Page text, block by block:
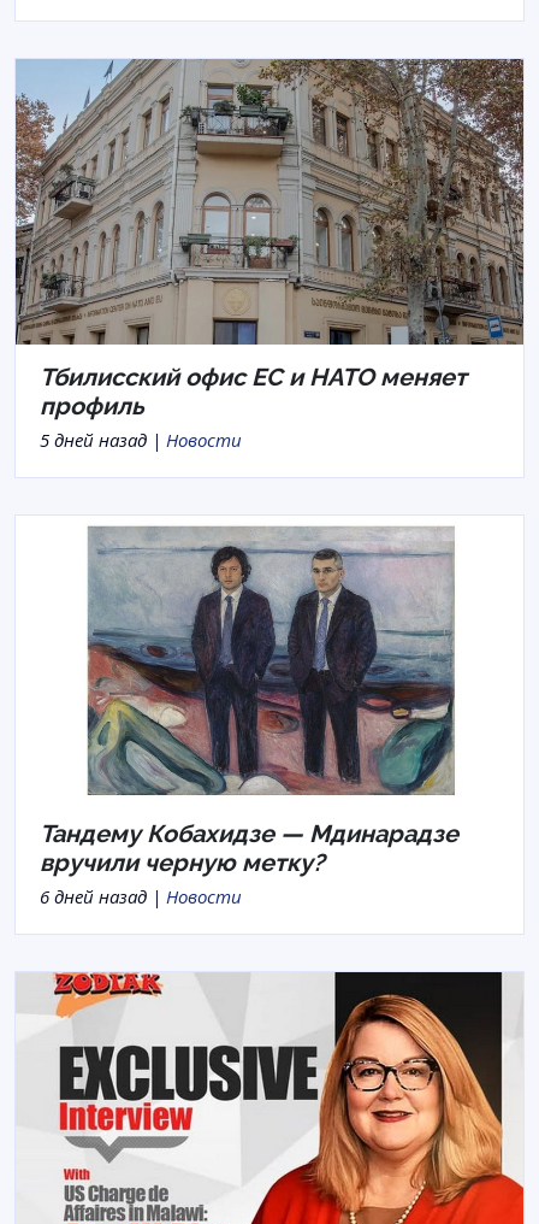
Тбилисский офис ЕС и НАТО меняет
профиль
5 дней назад | Новости
Тандему Кобахидзе — Мдинарадзе
вручили черную метку?
6 дней назад | Новости